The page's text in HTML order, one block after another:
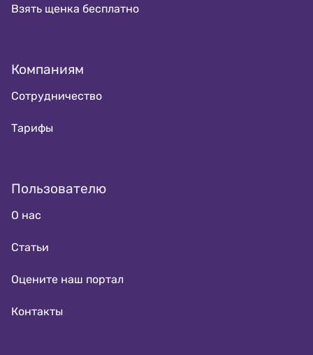
Взять щенка бесплатно
Компаниям
Сотрудничество
Тарифы
Пользователю
О нас
Статьи
Оцените наш портал
Контакты